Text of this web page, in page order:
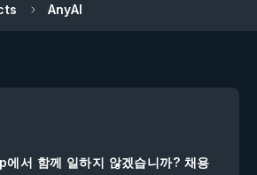
AnyAI
서 함께 일하지 않겠습니까? 채용